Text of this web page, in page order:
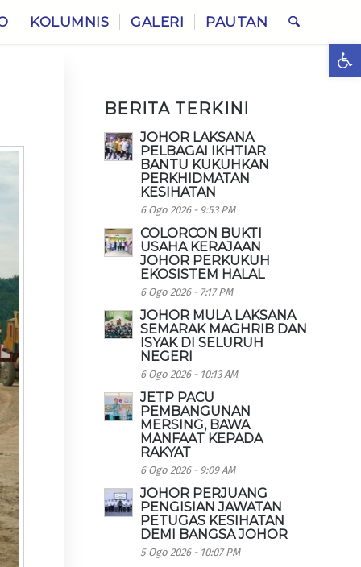
KOLUMNIS GALERI PAUTAN
BERITA TERKINI
JOHOR LAKSANA
PELBAGAI IKHTIAR
BANTU KUKUHKAN
PERKHIDMATAN
KESIHATAN
6 Ogo 2026 - 9:53 PM
COLORCON BUKTI
USAHA KERAJAAN
JOHOR PERKUKUH
EKOSISTEM HALAL
6 Ogo 2026 - 7:17 PM
JOHOR MULA LAKSANA
SEMARAK MAGHRIB DAN
ISYAK DI SELURUH
NEGERI
6 Ogo 2026 - 10:13 AM
JETP PACU
PEMBANGUNAN
MERSING, BAWA
MANFAAT KEPADA
RAKYAT
6 Ogo 2026 - 9:09 AM
JOHOR PERJUANG
PENGISIAN JAWATAN
PETUGAS KESIHATAN
DEMI BANGSA JOHOR
5 Ogo 2026 - 10:07 PM